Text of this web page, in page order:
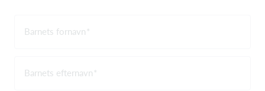
Barnets fornavn
Barnets efternavn